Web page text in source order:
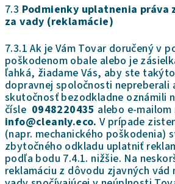
7.3 Podmienky uplatnenia práva
za vady (reklamácie)
7.3.1 Ak je Vám Tovar doručený v
poškodenom obale alebo je
ľahká, žiadame Vás, aby ste
dopravnej spoločnosti nepreberali
skutočnosť bezodkladne oznámili
čísle 0948220435 alebo e-mailom
info@cleanly.eco.V prípade
(napr. mechanického poškodenia)
zbytočného odkladu uplatniť
podľa bodu 7.4.1. nižšie. Na
reklamáciu z dôvodu zjavných